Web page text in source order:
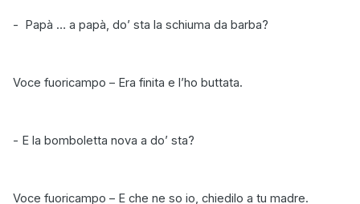
- Papà … a papà, do’ sta la schiuma da barba?
Voce fuoricampo – Era finita e l’ho buttata.
- E la bomboletta nova a do’ sta?
Voce fuoricampo – E che ne so io, chiedilo a tu madre.